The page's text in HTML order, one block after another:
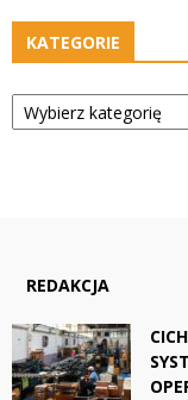
KATEGORIE
Kategorie
REDAKCJA